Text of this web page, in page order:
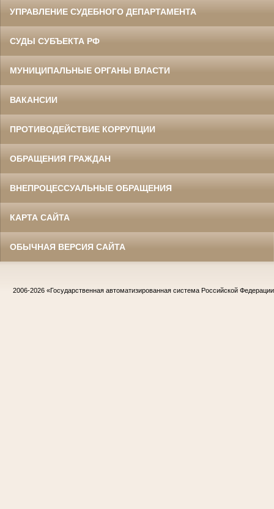
УПРАВЛЕНИЕ СУДЕБНОГО ДЕПАРТАМЕНТА
СУДЫ СУБЪЕКТА РФ
МУНИЦИПАЛЬНЫЕ ОРГАНЫ ВЛАСТИ
ВАКАНСИИ
ПРОТИВОДЕЙСТВИЕ КОРРУПЦИИ
ОБРАЩЕНИЯ ГРАЖДАН
ВНЕПРОЦЕССУАЛЬНЫЕ ОБРАЩЕНИЯ
КАРТА САЙТА
ОБЫЧНАЯ ВЕРСИЯ САЙТА
2006-2026 «Государственная автоматизированная система Российской